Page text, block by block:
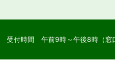
受付時間 午前9時～午後8時（窓